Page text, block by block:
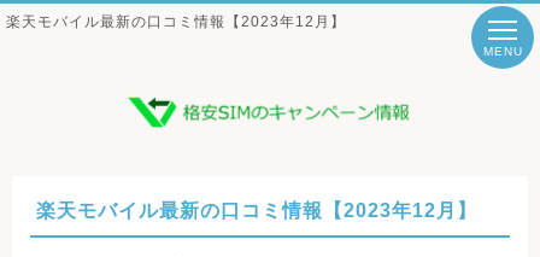
楽天モバイル最新の口コミ情報【2023年12月】
MENU
楽天モバイル最新の口コミ情報【2023年12月】